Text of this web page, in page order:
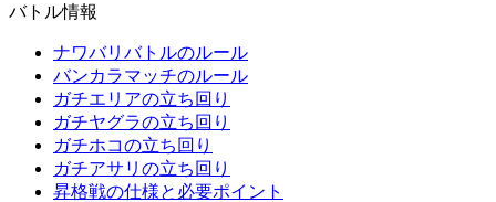
バトル情報
ナワバリバトルのルール
バンカラマッチのルール
ガチエリアの立ち回り
ガチヤグラの立ち回り
ガチホコの立ち回り
ガチアサリの立ち回り
昇格戦の仕様と必要ポイント